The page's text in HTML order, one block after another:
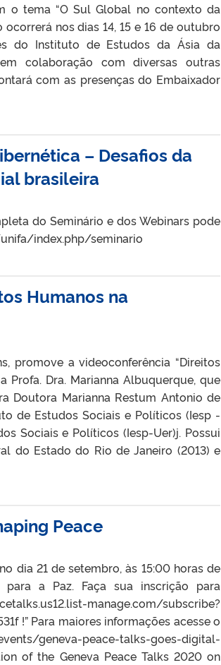
o tema “O Sul Global no contexto da
ocorrerá nos dias 14, 15 e 16 de outubro
do Instituto de Estudos da Ásia da
colaboração com diversas outras
com as presenças do Embaixador
– Desafios da
brasileira
do Seminário e dos Webinars pode
index.php/seminario
Humanos na
promove a videoconferência “Direitos
Profa. Dra. Marianna Albuquerque, que
Doutora Marianna Restum Antonio de
de Estudos Sociais e Políticos (Iesp -
Sociais e Políticos (Iesp-Uer)j. Possui
do Estado do Rio de Janeiro (2013) e
Peace
dia 21 de setembro, às 15:00 horas de
para a Paz. Faça sua inscrição para
manage.com/subscribe?
!” Para maiores informações acesse o
geneva-peace-talks-goes-digital-
of the Geneva Peace Talks 2020 on